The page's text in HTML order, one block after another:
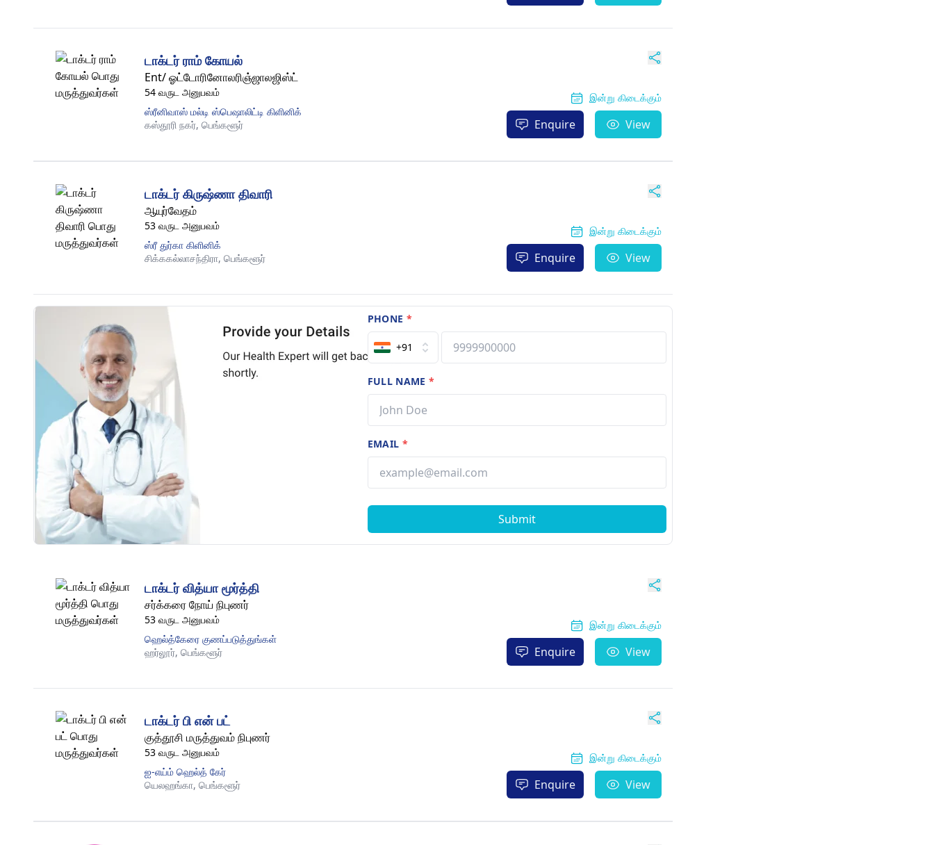
டாக்டர் ராம் கோயல்
Ent/ ஓட்டோரினோலரிஞ்ஜாலஜிஸ்ட்
54 வருட அனுபவம்
ஸ்ரீனிவாஸ் மல்டி ஸ்பெஷாலிட்டி கிளினிக்
கஸ்தூரி நகர், பெங்களூர்
இன்று கிடைக்கும்
Enquire View
டாக்டர் கிருஷ்ணா திவாரி
ஆயுர்வேதம்
53 வருட அனுபவம்
ஸ்ரீ துர்கா கிளினிக்
சிக்ககல்லாசந்திரா, பெங்களூர்
இன்று கிடைக்கும்
Enquire View
PHONE *
+91
FULL NAME*
EMAIL *
Submit
டாக்டர் வித்யா மூர்த்தி
சர்க்கரை நோய் நிபுணர்
53 வருட அனுபவம்
ஹெல்த்கேரை குணப்படுத்துங்கள்
ஹர்லூர், பெங்களூர்
இன்று கிடைக்கும்
Enquire View
டாக்டர் பி என் பட்
குத்தூசி மருத்துவம் நிபுணர்
53 வருட அனுபவம்
ஐ-எய்ம் ஹெல்த் கேர்
யெலஹங்கா, பெங்களூர்
இன்று கிடைக்கும்
Enquire View